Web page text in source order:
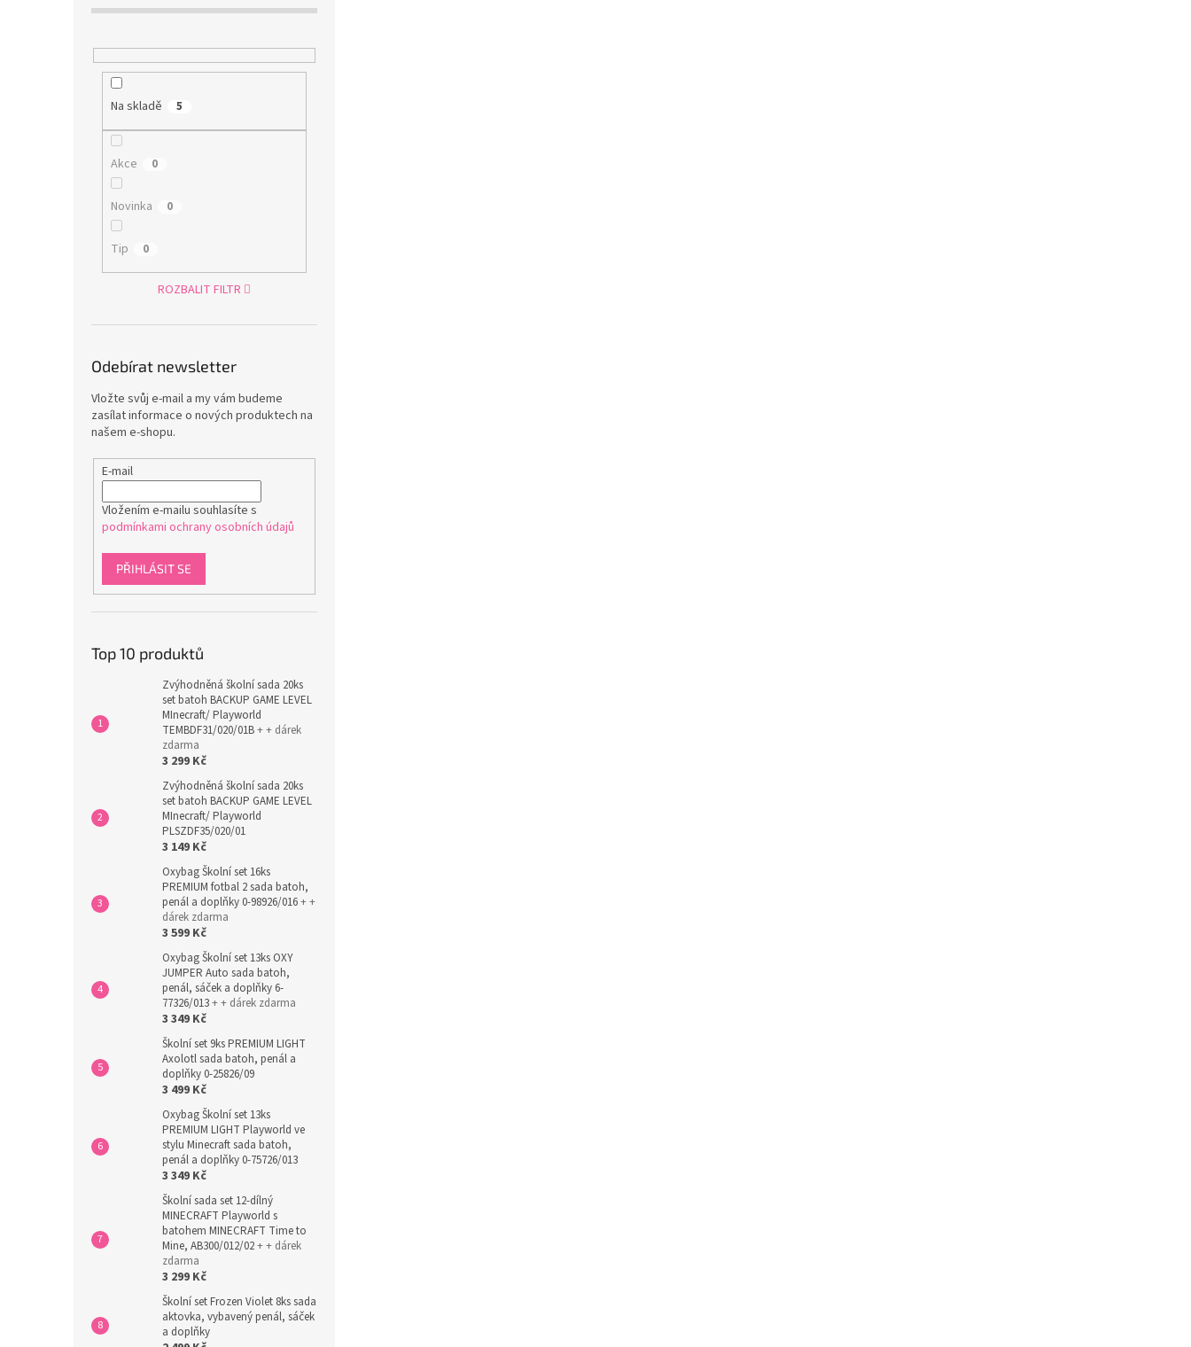
Na skladě 5
Akce 0
Novinka 0
Tip 0
ROZBALIT FILTR
Odebírat newsletter
Vložte svůj e-mail a my vám budeme
zasílat informace o nových produktech na
našem e-shopu.
E-mail
Vložením e-mailu souhlasíte s
podmínkami ochrany osobních údajů
PŘIHLÁSIT SE
Top 10 produktů
Zvýhodněná školní sada 20ks
set batoh BACKUP GAME LEVEL
MInecraft/ Playworld
TEMBDF31/020/01B+ + dárek
zdarma
3 299 Kč
Zvýhodněná školní sada 20ks
set batoh BACKUP GAME LEVEL
MInecraft/ Playworld
PLSZDF35/020/01
3 149 Kč
Oxybag Školní set 16ks
PREMIUM fotbal 2 sada batoh,
penál a doplňky 0-98926/016+ +
dárek zdarma
3 599 Kč
Oxybag Školní set 13ks OXY
JUMPER Auto sada batoh,
penál, sáček a doplňky 6-
77326/013+ + dárek zdarma
3 349 Kč
Školní set 9ks PREMIUM LIGHT
Axolotl sada batoh, penál a
doplňky 0-25826/09
3 499 Kč
Oxybag Školní set 13ks
PREMIUM LIGHT Playworld ve
stylu Minecraft sada batoh,
penál a doplňky 0-75726/013
3 349 Kč
Školní sada set 12-dílný
MINECRAFT Playworld s
batohem MINECRAFT Time to
Mine, AB300/012/02+ + dárek
zdarma
3 299 Kč
Školní set Frozen Violet 8ks sada
aktovka, vybavený penál, sáček
a doplňky